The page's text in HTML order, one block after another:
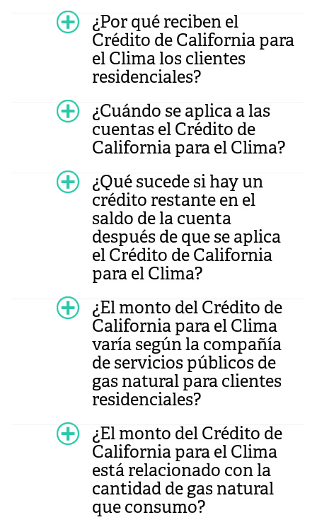
¿Por qué reciben el
Crédito de California para
el Clima los clientes
residenciales?
¿Cuándo se aplica a las
cuentas el Crédito de
California para el Clima?
¿Qué sucede si hay un
crédito restante en el
saldo de la cuenta
después de que se aplica
el Crédito de California
para el Clima?
¿El monto del Crédito de
California para el Clima
varía según la compañía
de servicios públicos de
gas natural para clientes
residenciales?
¿El monto del Crédito de
California para el Clima
está relacionado con la
cantidad de gas natural
que consumo?